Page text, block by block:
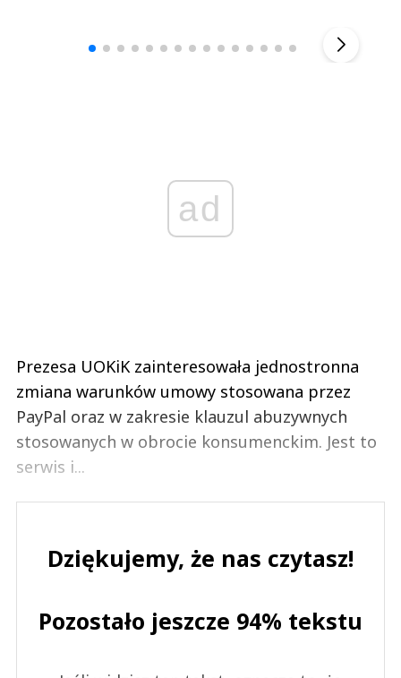
ad
Prezesa UOKiK zainteresowała jednostronna
zmiana warunków umowy stosowana przez
PayPal oraz w zakresie klauzul abuzywnych
stosowanych w obrocie konsumenckim. Jest to
serwis i...
Dziękujemy, że nas czytasz!
Pozostało jeszcze 94% tekstu